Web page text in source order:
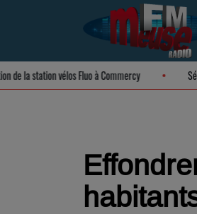
de la station vélos Fluo à Commercy